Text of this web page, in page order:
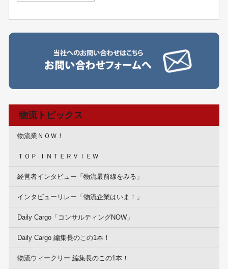
物流トピックス
物流業ＮＯＷ！
ＴＯＰ ＩＮＴＥＲＶＩＥＷ
経営者インタビュー「物流最前線をみる」
インタビューリレー「物流企業はいま！」
Daily Cargo「コンサルティングNOW」
Daily Cargo 編集長のこの1本！
物流ウィークリー 編集長のこの1本！